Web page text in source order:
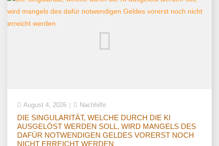
August 4, 2026 Nachhilfe
DIE SINGULARITÄT, WELCHE DURCH DIE KI
AUSGELÖST WERDEN SOLL, WIRD MANGELS DES
DAFÜR NOTWENDIGEN GELDES VORERST NOCH
NICHT ERREICHT WERDEN